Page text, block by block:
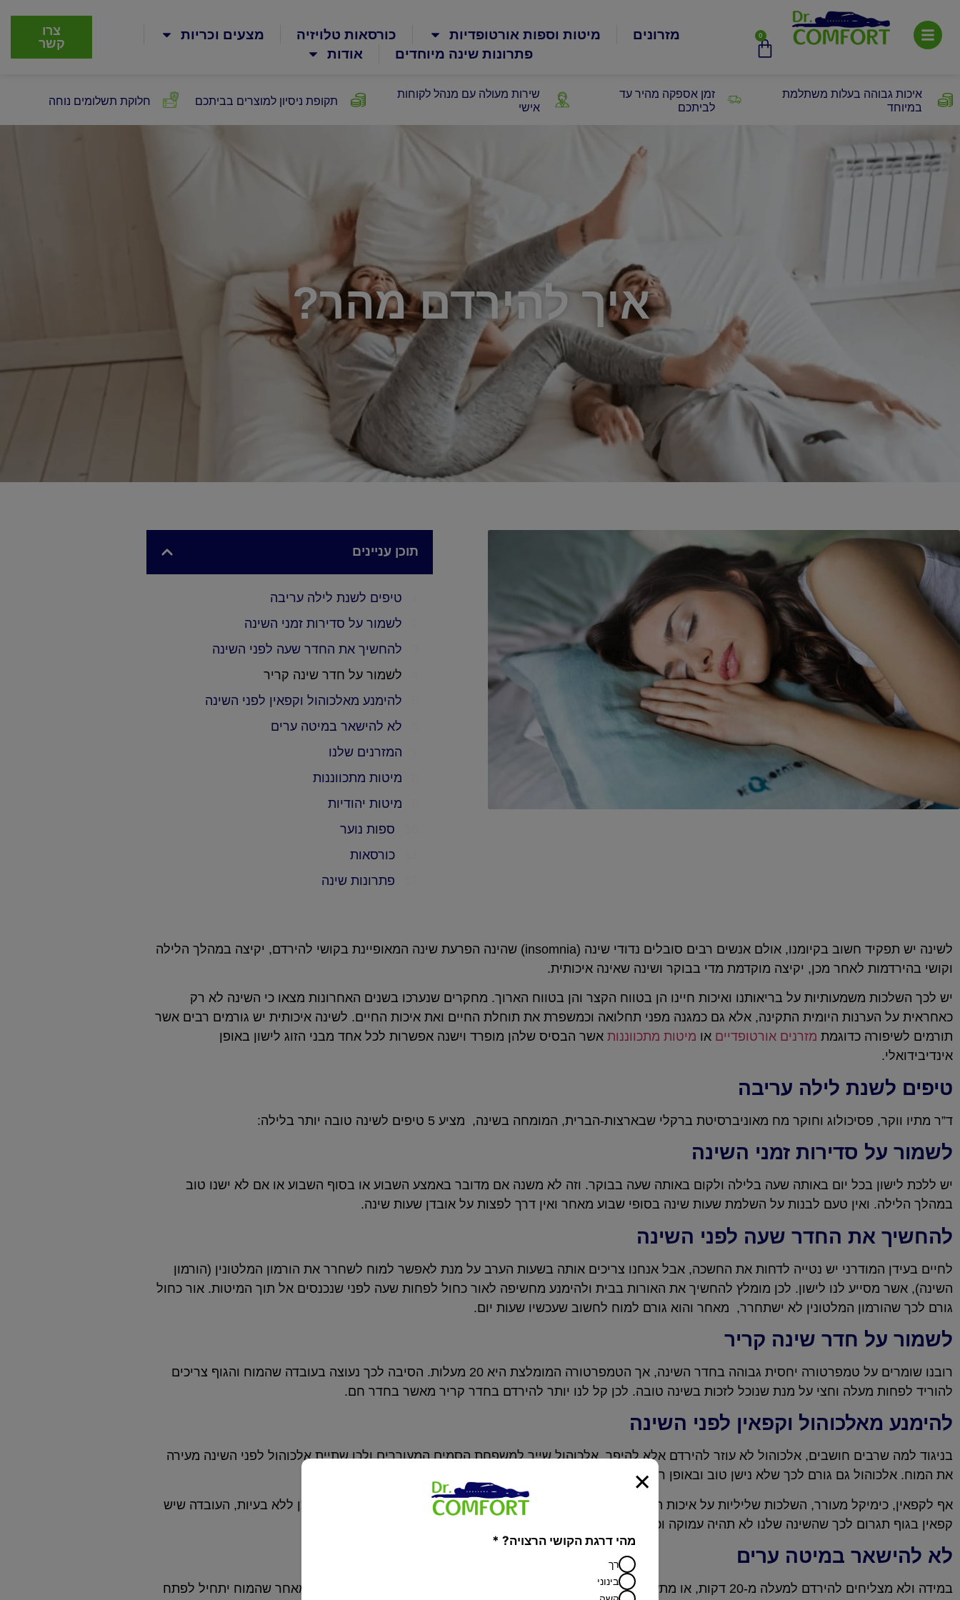
0 מזרונים מיטות וספות אורטופדיות כורסאות טלויזיה
מצעים וכריות
פתרונות שינה מיוחדים
אודות
צרו
קשר
איכות גבוהה בעלות משתלמת
במיוחד
זמן אספקה מהיר עד
לביתכם
שירות מעולה עם מנהל לקוחות
אישי
תקופת ניסיון למוצרים בביתכם חלוקת תשלומים נוחה
איך להירדם מהר?
תוכן עניינים
טיפים לשנת לילה עריבה
לשמור על סדירות זמני השינה
להחשיך את החדר שעה לפני השינה
לשמור על חדר שינה קריר
להימנע מאלכוהול וקפאין לפני השינה
לא להישאר במיטה ערים
המזרנים שלנו
מיטות מתכווננות
מיטות יהודיות
ספות נוער
כורסאות
פתרונות שינה
לשינה יש תפקיד חשוב בקיומנו, אולם אנשים רבים סובלים נדודי שינה (insomnia) שהינה הפרעת שינה המאופיינת בקושי להירדם, יקיצה במהלך הלילה
וקושי בהירדמות לאחר מכן, יקיצה מוקדמת מדי בבוקר ושינה שאינה איכותית.
יש לכך השלכות משמעותיות על בריאותנו ואיכות חיינו הן בטווח הקצר והן בטווח הארוך. מחקרים שנערכו בשנים האחרונות מצאו כי השינה לא רק
כאחראית על הערנות היומית התקינה, אלא גם כמגנה מפני תחלואה וכמשפרת את תוחלת החיים ואת איכות החיים. לשינה איכותית יש גורמים רבים אשר
תורמים לשיפורה כדוגמת מזרנים אורטופדיים או מיטות מתכווננות אשר הבסיס שלהן מופרד וישנה אפשרות לכל אחד מבני הזוג לישון באופן
אינדיבידואלי.
טיפים לשנת לילה עריבה
ד”ר מתיו ווקר, פסיכולוג וחוקר מח מאוניברסיטת ברקלי שבארצות-הברית, המומחה בשינה, מציע 5 טיפים לשינה טובה יותר בלילה:
לשמור על סדירות זמני השינה
יש ללכת לישון בכל יום באותה שעה בלילה ולקום באותה שעה בבוקר. וזה לא משנה אם מדובר באמצע השבוע או בסוף השבוע או אם לא ישנו טוב
במהלך הלילה. ואין טעם לבנות על השלמת שעות שינה בסופי שבוע מאחר ואין דרך לפצות על אובדן שעות שינה.
להחשיך את החדר שעה לפני השינה
לחיים בעידן המודרני יש נטייה לדחות את החשכה, אבל אנחנו צריכים אותה בשעות הערב על מנת לאפשר למוח לשחרר את הורמון המלטונין (הורמון
השינה), אשר מסייע לנו לישון. לכן מומלץ להחשיך את האורות בבית ולהימנע מחשיפה לאור כחול לפחות שעה לפני שנכנסים אל תוך המיטות. אור כחול
גורם לכך שהורמון המלטונין לא ישתחרר, מאחר והוא גורם למוח לחשוב שעכשיו שעות יום.
לשמור על חדר שינה קריר
רובנו שומרים על טמפרטורה יחסית גבוהה בחדר השינה, אך הטמפרטורה המומלצת היא 20 מעלות. הסיבה לכך נעוצה בעובדה שהמוח והגוף צריכים
להוריד לפחות מעלה וחצי על מנת שנוכל לזכות בשינה טובה. לכן קל לנו יותר להירדם בחדר קריר מאשר בחדר חם.
להימנע מאלכוהול וקפאין לפני השינה
בניגוד למה שרבים חושבים, אלכוהול לא עוזר להירדם אלא להיפך, אלכוהול שייך למשפחת הסמים המעוררים ולכן שתיית אלכוהול לפני השינה מעירה
את המוח. אלכוהול גם גורם לכך שלא נישן טוב ובאופן רציף במהלך הלילה.
אף לקפאין, כימיקל מעורר, השלכות שליליות על איכות השינה שלנו. גם אם נשתה קפה לאחר ארוחת הערב ונירדם לאחר מכן ללא בעיות, העובדה שיש
קפאין בגוף תגרום לכך שהשינה שלנו לא תהיה עמוקה וכך נקום למחרת בבוקר בתחושה של חוסר רעננות.
לא להישאר במיטה ערים
במידה ולא מצליחים להירדם למעלה מ-20 דקות, או מתעוררים בלילה ולא מצליחים לחזור לישון, אין להישאר במיטה, זאת מאחר שהמוח יתחיל לפתח
×
מהי דרגת הקושי הרצויה? *
רך
בינוני